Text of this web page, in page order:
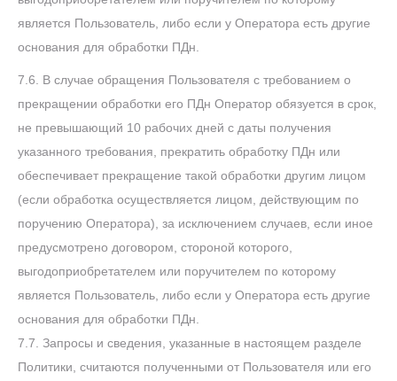
является Пользователь, либо если у Оператора есть другие
основания для обработки ПДн.
7.6. В случае обращения Пользователя с требованием о
прекращении обработки его ПДн Оператор обязуется в срок,
не превышающий 10 рабочих дней с даты получения
указанного требования, прекратить обработку ПДн или
обеспечивает прекращение такой обработки другим лицом
(если обработка осуществляется лицом, действующим по
поручению Оператора), за исключением случаев, если иное
предусмотрено договором, стороной которого,
выгодоприобретателем или поручителем по которому
является Пользователь, либо если у Оператора есть другие
основания для обработки ПДн.
7.7. Запросы и сведения, указанные в настоящем разделе
Политики, считаются полученными от Пользователя или его